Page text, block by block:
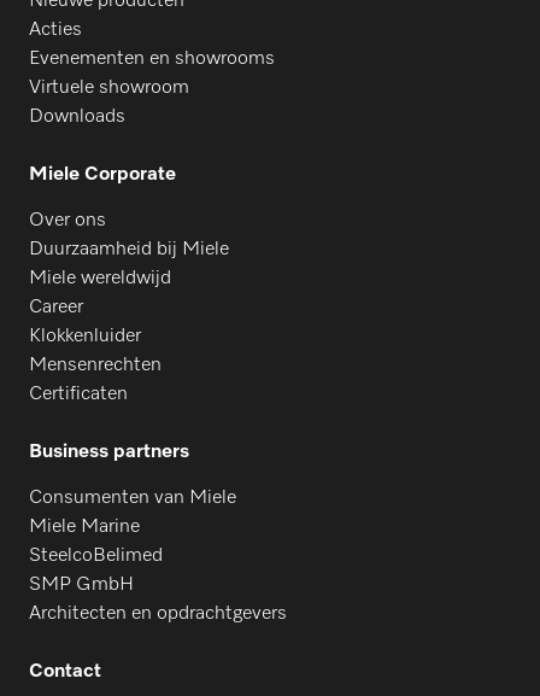
Acties
Evenementen en showrooms
Virtuele showroom
Downloads
Miele Corporate
Over ons
Duurzaamheid bij Miele
Miele wereldwijd
Career
Klokkenluider
Mensenrechten
Certificaten
Business partners
Consumenten van Miele
Miele Marine
SteelcoBelimed
SMP GmbH
Architecten en opdrachtgevers
Contact